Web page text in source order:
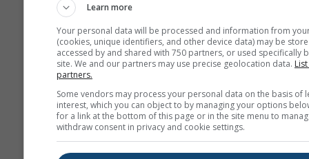
Learn more
Your personal data will be processed and information from
(cookies, unique identifiers, and other device data) may be
accessed by and shared with 750 partners, or used specifically
site. We and our partners may use precise geolocation data.
partners.
Some vendors may process your personal data on the basis of
interest, which you can object to by managing your options
for a link at the bottom of this page or in the site menu to
withdraw consent in privacy and cookie settings.